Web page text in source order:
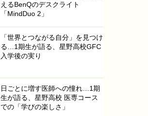
えるBenQのデスクライト
「MindDuo 2」
「世界とつながる自分」を見つけ
る…1期生が語る、星野高校GFC
入学後の実り
日ごとに増す医師への憧れ…1期
生が語る、星野高校 医専コース
での「学びの楽しさ」